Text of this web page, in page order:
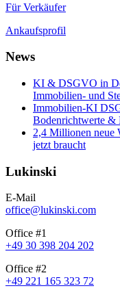
Für Verkäufer
Ankaufsprofil
News
KI & DSGVO in
Immobilien- und
Immobilien-KI
Bodenrichtwerte &
2,4 Millionen neue
jetzt braucht
Lukinski
E-Mail
office@lukinski.com
Office #1
+49 30 398 204 202
Office #2
+49 221 165 323 72